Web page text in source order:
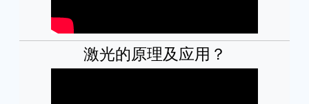
激光的原理及应用？